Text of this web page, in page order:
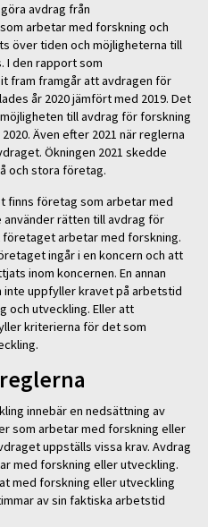
avdrag från
arbetar med forskning och
över tiden och möjligheterna till
I den rapport som
fram framgår att avdragen för
år 2020 jämfört med 2019. Det
till avdrag för forskning
Även efter 2021 när reglerna
Ökningen 2021 skedde
och stora företag.
finns företag som arbetar med
rätten till avdrag för
arbetar med forskning.
ingår i en koncern och att
inom koncernen. En annan
inte uppfyller kravet på arbetstid
och utveckling. Eller att
kriterierna för det som
innebär en nedsättning av
som arbetar med forskning eller
uppställs vissa krav. Avdrag
med forskning eller utveckling.
med forskning eller utveckling
av sin faktiska arbetstid